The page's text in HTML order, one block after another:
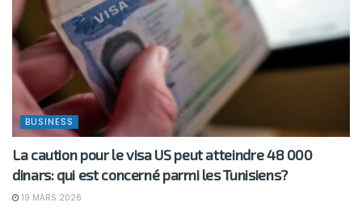
BUSINESS
La caution pour le visa US peut atteindre 48 000
dinars: qui est concerné parmi les Tunisiens?
19 MARS 2026